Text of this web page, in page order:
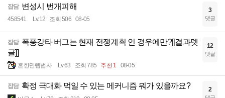
잡담 변성시 번개피해
458541 Lv.12 조회 506 08-05
3
댓글
잡담 폭풍강타 버그는 현재 전쟁계획 인 경우에만?[[결과뎃
글]]
흔한만렙법사 Lv.63 조회 785 추천 1 08-05
12
댓글
잡담 확정 극대화 먹일 수 있는 메커니즘 뭐가 있을까요? 2